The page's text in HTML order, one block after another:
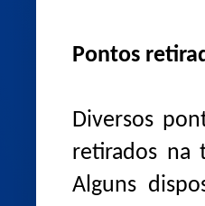
Pontos
Diversos
retirados na
Alguns